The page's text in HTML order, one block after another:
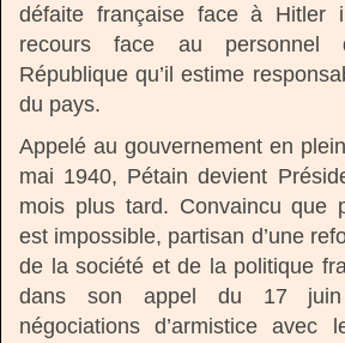
défaite française face à Hitler
recours face au personnel
République qu’il estime
du pays.
Appelé au gouvernement en
mai 1940, Pétain devient
mois plus tard. Convaincu que
est impossible, partisan d’une
de la société et de la politique
dans son appel du 17
négociations d’armistice avec